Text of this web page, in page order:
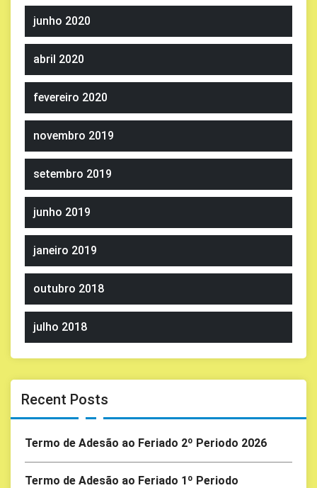
junho 2020
abril 2020
fevereiro 2020
novembro 2019
setembro 2019
junho 2019
janeiro 2019
outubro 2018
julho 2018
Recent Posts
Termo de Adesão ao Feriado 2º Periodo 2026
Termo de Adesão ao Feriado 1º Periodo